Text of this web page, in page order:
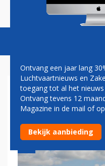
Magazine
TOPMAN FLY
STOPPEN
Ontvang een jaar lang
Luchtvaartnieuws en
toegang tot al het
Ontvang tevens 12
Magazine in de mail of
Bekijk aanbieding